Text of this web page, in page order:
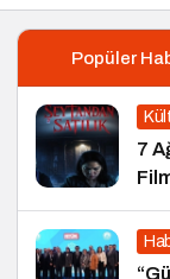
Popüler
7